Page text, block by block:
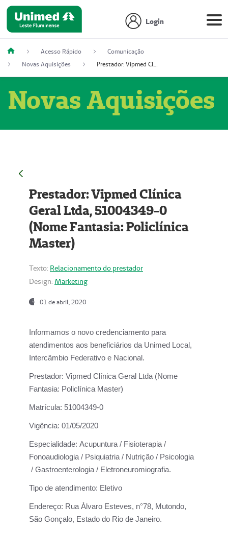
Login
Acesso Rápido
Comunicação
Novas Aquisições
Prestador: Vipmed Clínica Geral Ltda, 51004349-0 (Nome Fantasia: Policlínica Master)
Novas Aquisições
Prestador: Vipmed Clínica
Geral Ltda, 51004349-0
(Nome Fantasia: Policlínica
Master)
Texto: Relacionamento do prestador
Design: Marketing
01 de abril, 2020
Informamos o novo credenciamento para
atendimentos aos beneficiários da Unimed Local,
Intercâmbio Federativo e Nacional.
Prestador: Vipmed Clínica Geral Ltda (Nome
Fantasia: Policlínica Master)
Matrícula: 51004349-0
Vigência: 01/05/2020
Especialidade: Acupuntura / Fisioterapia /
Fonoaudiologia / Psiquiatria / Nutrição / Psicologia
/ Gastroenterologia / Eletroneuromiografia.
Tipo de atendimento: Eletivo
Endereço: Rua Àlvaro Esteves, n°78, Mutondo,
São Gonçalo, Estado do Rio de Janeiro.